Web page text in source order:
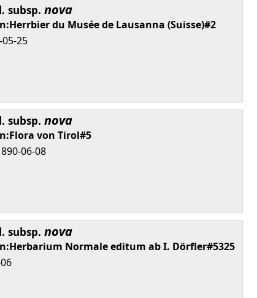
subsp. nova
du Musée de Lausanna (Suisse)#2
25
subsp. nova
von Tirol#5
06-08
subsp. nova
Normale editum ab I. Dörfler#5325